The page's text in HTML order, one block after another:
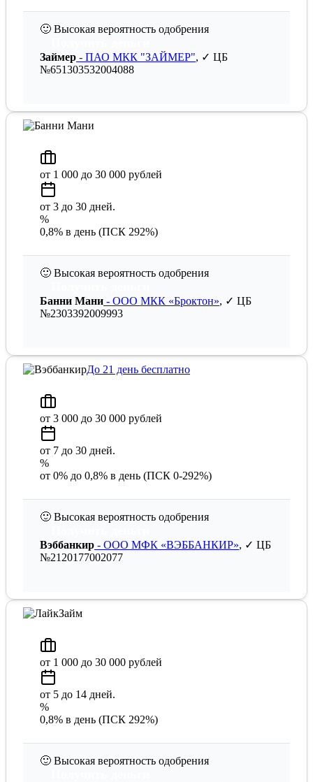
🙂 Высокая вероятность одобрения
Займер - ПАО МКК "ЗАЙМЕР", ✓ ЦБ
№651303532004088
от 1 000 до 30 000 рублей
от 3 до 30 дней.
%
0,8% в день (ПСК 292%)
🙂 Высокая вероятность одобрения
Банни Мани - ООО МКК «Броктон», ✓ ЦБ
№2303392009993
До 21 день бесплатно
от 3 000 до 30 000 рублей
от 7 до 30 дней.
%
от 0% до 0,8% в день (ПСК 0-292%)
🙂 Высокая вероятность одобрения
Вэббанкир - ООО МФК «ВЭББАНКИР», ✓ ЦБ
№2120177002077
от 1 000 до 30 000 рублей
от 5 до 14 дней.
%
0,8% в день (ПСК 292%)
🙂 Высокая вероятность одобрения